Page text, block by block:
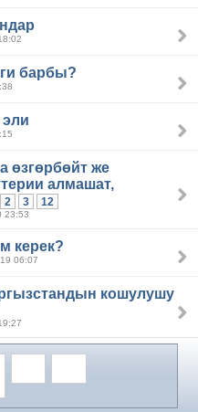
барбы?
өзгөрбөйт же
алмашат,
2 3 12
23:53
керек?
06:07
кошулушу